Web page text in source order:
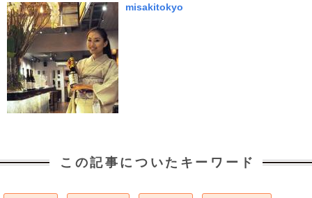
misakitokyo
この記事についたキーワード